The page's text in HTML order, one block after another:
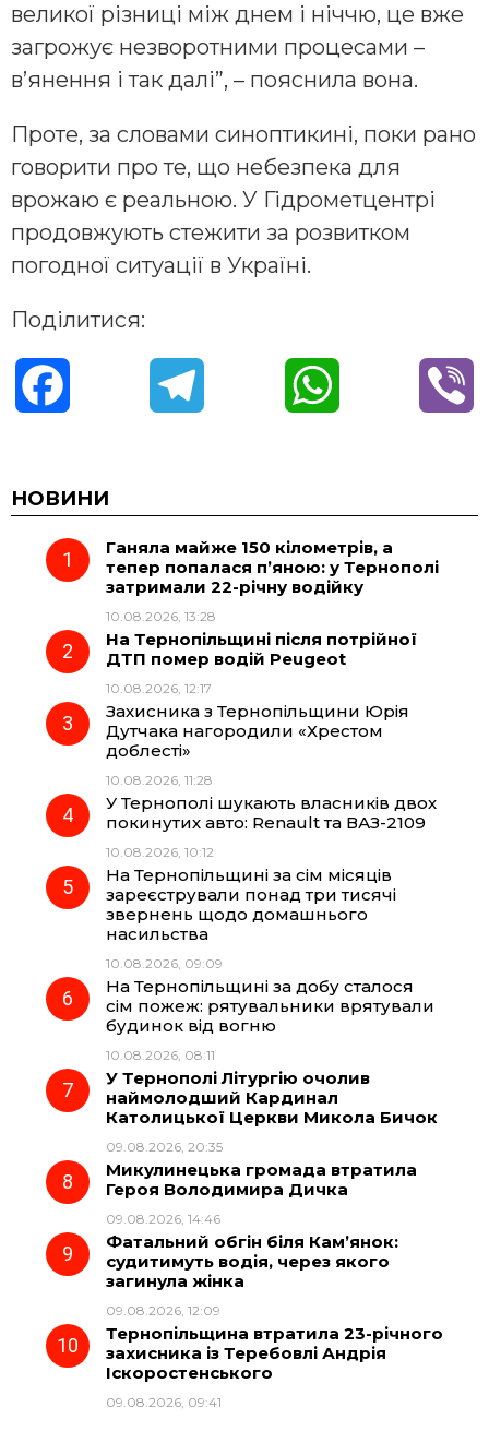
великої різниці між днем і ніччю, це вже
загрожує незворотними процесами –
в’янення і так далі”, – пояснила вона.
Проте, за словами синоптикині, поки рано
говорити про те, що небезпека для
врожаю є реальною. У Гідрометцентрі
продовжують стежити за розвитком
погодної ситуації в Україні.
Поділитися:
c
e
o
o
e
r
a
t
A
p
НОВИНИ
Ганяла майже 150 кілометрів, а
тепер попалася п’яною: у Тернополі
затримали 22-річну водійку
10.08.2026, 13:28
На Тернопільщині після потрійної
ДТП помер водій Peugeot
10.08.2026, 12:17
Захисника з Тернопільщини Юрія
Дутчака нагородили «Хрестом
доблесті»
10.08.2026, 11:28
У Тернополі шукають власників двох
покинутих авто: Renault та ВАЗ-2109
10.08.2026, 10:12
На Тернопільщині за сім місяців
зареєстрували понад три тисячі
звернень щодо домашнього
насильства
10.08.2026, 09:09
На Тернопільщині за добу сталося
сім пожеж: рятувальники врятували
будинок від вогню
10.08.2026, 08:11
У Тернополі Літургію очолив
наймолодший Кардинал
Католицької Церкви Микола Бичок
09.08.2026, 20:35
Микулинецька громада втратила
Героя Володимира Дичка
09.08.2026, 14:46
Фатальний обгін біля Кам’янок:
судитимуть водія, через якого
загинула жінка
09.08.2026, 12:09
Тернопільщина втратила 23-річного
захисника із Теребовлі Андрія
Іскоростенського
09.08.2026, 09:41